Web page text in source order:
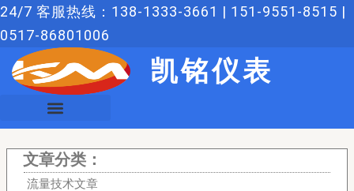
跳
至
24/7 客服热线：138-1333-3661 | 151-9551-8515 |
0517-86801006
凯铭仪表
文章分类：
流量技术文章